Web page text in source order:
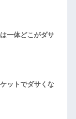
一体どこがダサ
ットでダサくな